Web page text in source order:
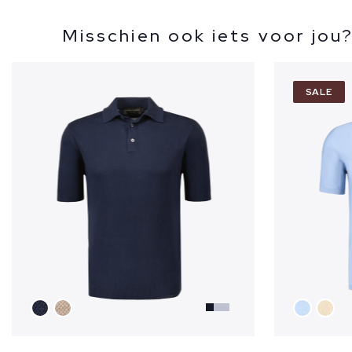
Misschien ook iets voor
SALE